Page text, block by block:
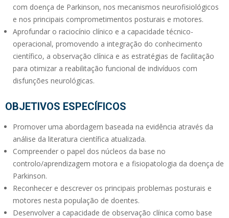
com doença de Parkinson, nos mecanismos neurofisiológicos
e nos principais comprometimentos posturais e motores.
Aprofundar o raciocínio clínico e a capacidade técnico-
operacional, promovendo a integração do conhecimento
científico, a observação clínica e as estratégias de facilitação
para otimizar a reabilitação funcional de indivíduos com
disfunções neurológicas.
OBJETIVOS ESPECÍFICOS
Promover uma abordagem baseada na evidência através da
análise da literatura científica atualizada.
Compreender o papel dos núcleos da base no
controlo/aprendizagem motora e a fisiopatologia da doença de
Parkinson.
Reconhecer e descrever os principais problemas posturais e
motores nesta população de doentes.
Desenvolver a capacidade de observação clínica como base